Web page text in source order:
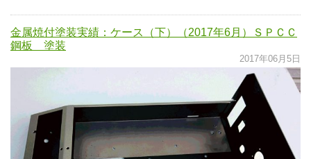
金属焼付塗装実績：ケース（下）（2017年6月）ＳＰＣＣ
鋼板 塗装
2017年06月5日